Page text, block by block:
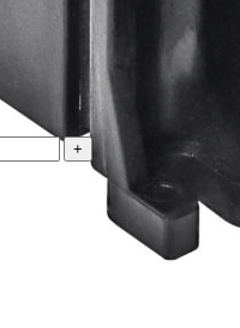
Есть на складе
ЭТАЛ0001142